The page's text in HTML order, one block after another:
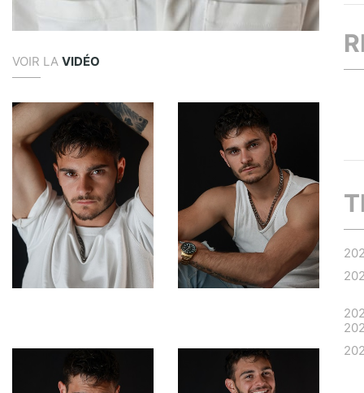
VOIR LA VIDÉO